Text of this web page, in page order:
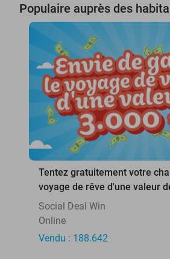
Populaire auprès des
Tentez gratuitement votre
voyage de rêve d'une valeur
Social Deal Win
Online
Vendu : 188.642